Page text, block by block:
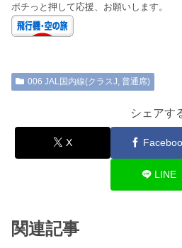
ポチっと押して応援、お願いします。
006 JAL国内線(クラスJ, 普通席)
シェアす
X
LINE
関連記事